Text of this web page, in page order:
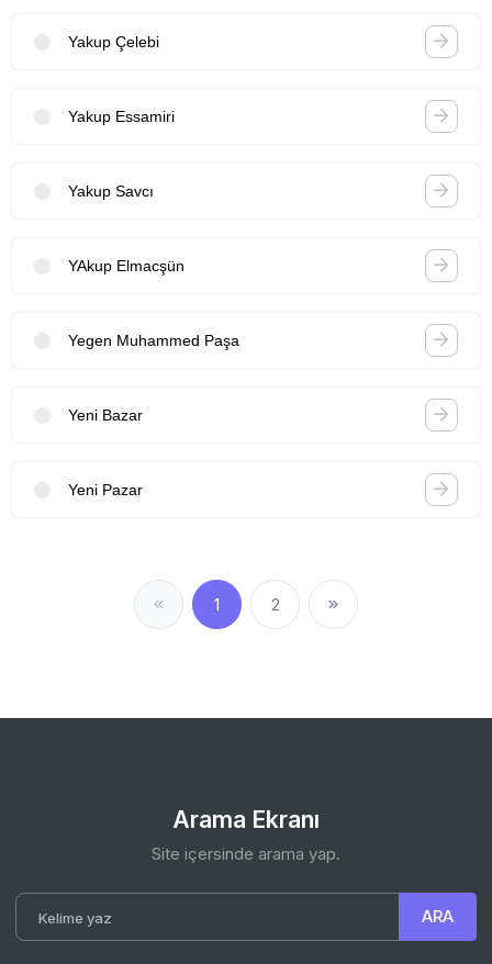
Yakup Çelebi
Yakup Essamiri
Yakup Savcı
YAkup Elmacşün
Yegen Muhammed Paşa
Yeni Bazar
Yeni Pazar
1 2
Arama Ekranı
Site içersinde arama yap.